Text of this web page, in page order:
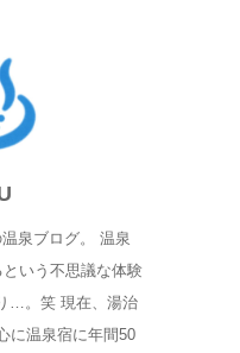
温泉ブログ。 温泉
いう不思議な体験
…。笑 現在、湯治
に温泉宿に年間50